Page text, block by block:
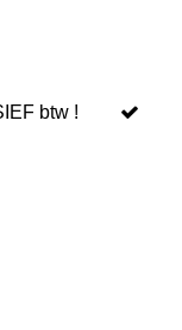
btw !